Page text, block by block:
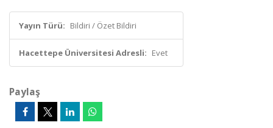
Yayın Türü: Bildiri / Özet Bildiri
Hacettepe Üniversitesi Adresli: Evet
Paylaş